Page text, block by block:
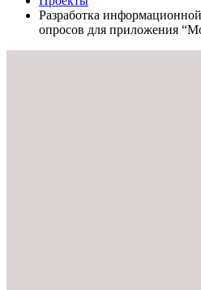
Разработка
опросов для приложения